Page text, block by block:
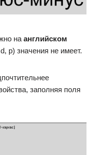
на английском
p) значения не имеет.
заполняя поля